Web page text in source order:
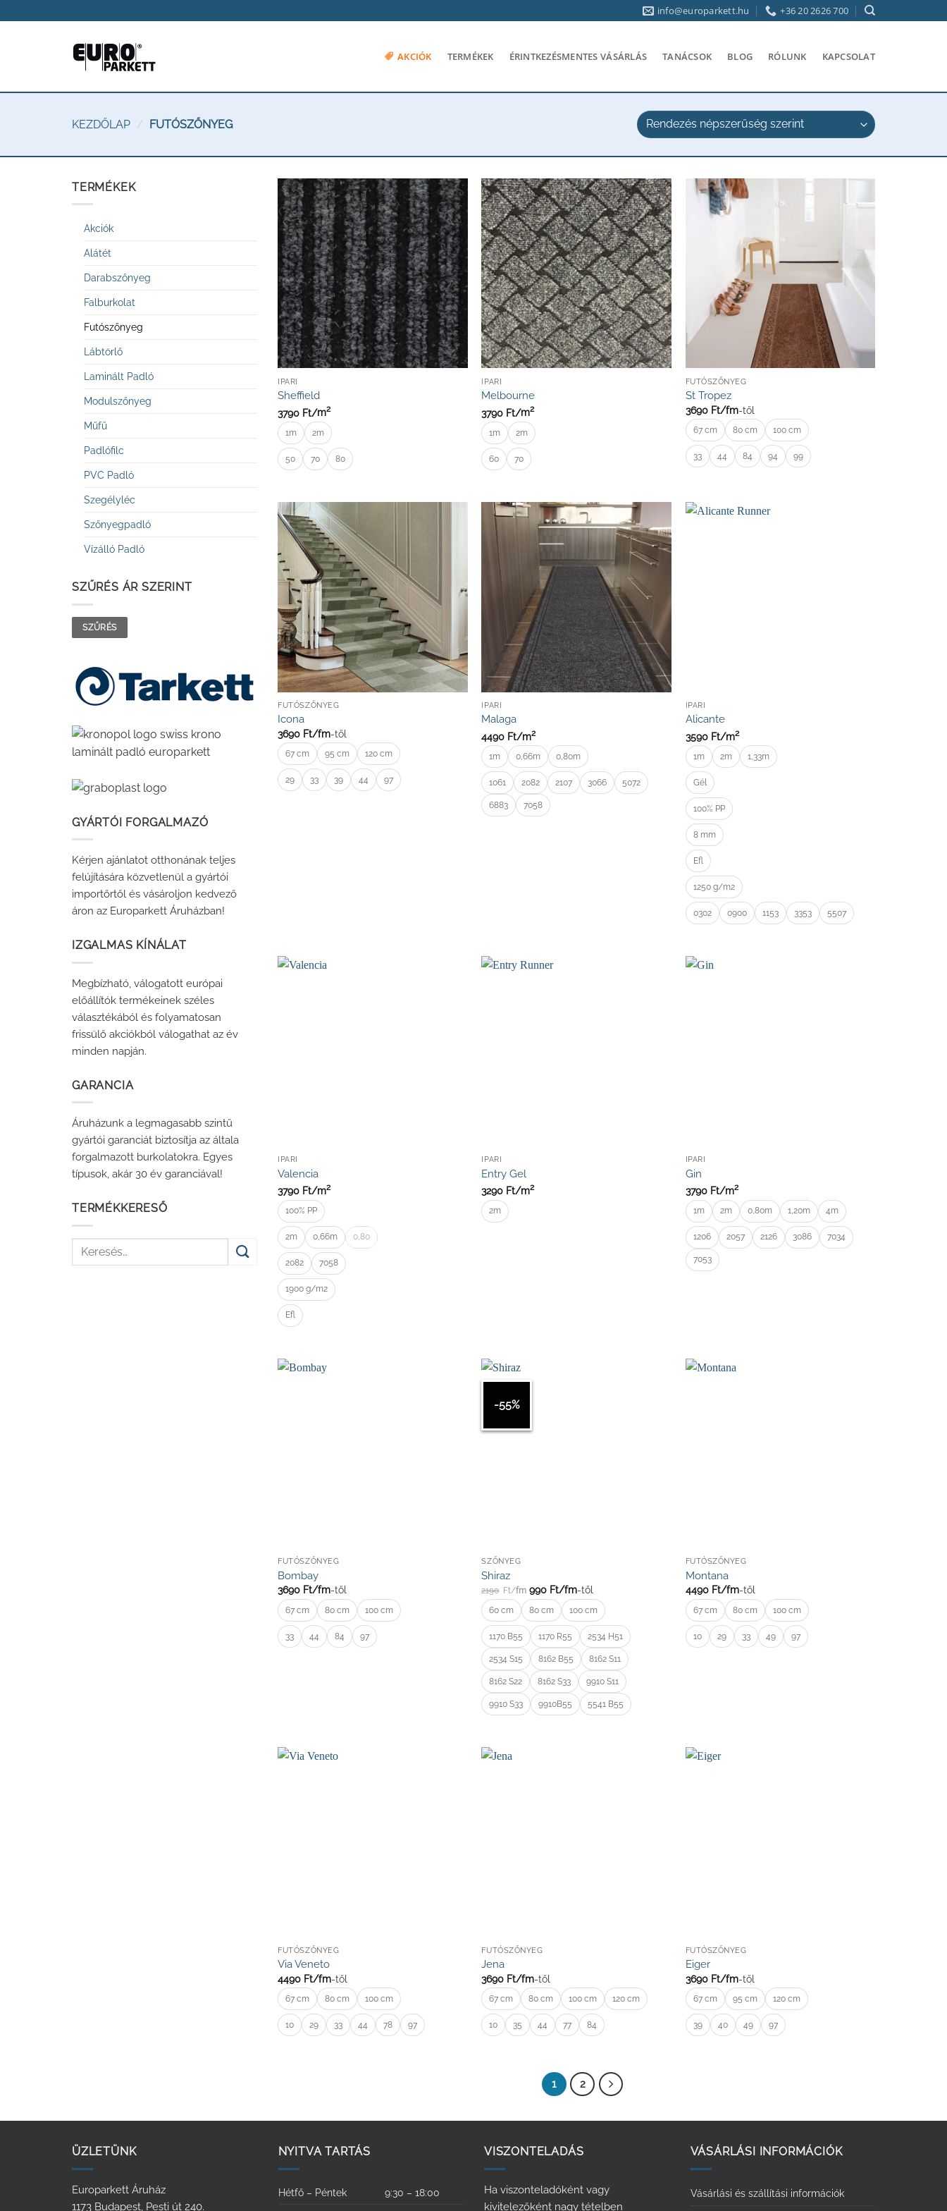
to
info@europarkett.hu +36 20 2626 700
AKCIÓK TERMÉKEK ÉRINTKEZÉSMENTES VÁSÁRLÁS TANÁCSOK BLOG RÓLUNK KAPCSOLAT
KEZDŐLAP / FUTÓSZŐNYEG
TERMÉKEK
Akciók
Alátét
Darabszőnyeg
Falburkolat
Futószőnyeg
Lábtörlő
Laminált Padló
Modulszőnyeg
Műfű
Padlófilc
PVC Padló
Szegélyléc
Szőnyegpadló
Vízálló Padló
SZŰRÉS ÁR SZERINT
Min
Max
SZŰRÉS
GYÁRTÓI FORGALMAZÓ
Kérjen ajánlatot otthonának teljes
felújítására közvetlenül a gyártói
importőrtől és vásároljon kedvező
áron az Europarkett Áruházban!
IZGALMAS KÍNÁLAT
Megbízható, válogatott európai
előállítók termékeinek széles
választékából és folyamatosan
frissülő akciókból válogathat az év
minden napján.
GARANCIA
Áruházunk a legmagasabb szintű
gyártói garanciát biztosítja az általa
forgalmazott burkolatokra. Egyes
típusok, akár 30 év garanciával!
TERMÉKKERESŐ
Keresés
IPARI
Sheffield
3790 Ft/m2
1m 2m
50 70 80
IPARI
Melbourne
3790 Ft/m2
1m 2m
60 70
FUTÓSZŐNYEG
St Tropez
3690 Ft/fm-től
67 cm 80 cm 100 cm
33 44 84 94 99
FUTÓSZŐNYEG
Icona
3690 Ft/fm-től
67 cm 95 cm 120 cm
29 33 39 44 97
IPARI
Malaga
4490 Ft/m2
1m 0,66m 0,80m
1061 2082 2107 3066 5072
6883 7058
IPARI
Alicante
3590 Ft/m2
1m 2m 1,33m
Gél
100% PP
8 mm
Efl
1250 g/m2
0302 0900 1153 3353 5507
IPARI
Valencia
3790 Ft/m2
100% PP
2m 0,66m 0,80
2082 7058
1900 g/m2
Efl
IPARI
Entry Gel
3290 Ft/m2
2m
IPARI
Gin
3790 Ft/m2
1m 2m 0,80m 1,20m 4m
1206 2057 2126 3086 7034
7053
FUTÓSZŐNYEG
Bombay
3690 Ft/fm-től
67 cm 80 cm 100 cm
33 44 84 97
-55%
SZŐNYEG
Shiraz
2190 Ft/fm 990 Ft/fm-től
60 cm 80 cm 100 cm
1170 B55 1170 R55 2534 H51
2534 S15 8162 B55 8162 S11
8162 S22 8162 S33 9910 S11
9910 S33 9910B55 5541 B55
FUTÓSZŐNYEG
Montana
4490 Ft/fm-től
67 cm 80 cm 100 cm
10 29 33 49 97
FUTÓSZŐNYEG
Via Veneto
4490 Ft/fm-től
67 cm 80 cm 100 cm
10 29 33 44 78 97
FUTÓSZŐNYEG
Jena
3690 Ft/fm-től
67 cm 80 cm 100 cm 120 cm
10 35 44 77 84
FUTÓSZŐNYEG
Eiger
3690 Ft/fm-től
67 cm 95 cm 120 cm
39 40 49 97
1 2
ÜZLETÜNK
Europarkett Áruház
1173 Budapest, Pesti út 240.
NYITVA TARTÁS
Hétfő – Péntek
9:30 – 18:00
VISZONTELADÁS
Ha viszonteladóként vagy
kivitelezőként nagy tételben
VÁSÁRLÁSI INFORMÁCIÓK
Vásárlási és szállítási információk